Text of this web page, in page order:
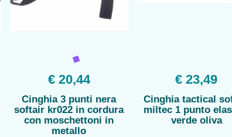
€ 20,44
Cinghia 3 punti nera
softair kr022 in cordura
con moschettoni in
metallo
€ 23,49
Cinghia tactical
miltec 1 punto
verde oliva